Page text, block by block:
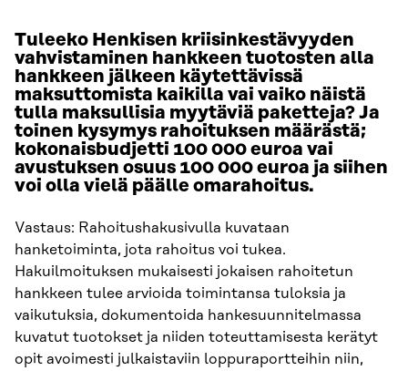
Tuleeko Henkisen kriisinkestävyyden
vahvistaminen hankkeen tuotosten alla
hankkeen jälkeen käytettävissä
maksuttomista kaikilla vai vaiko näistä
tulla maksullisia myytäviä paketteja? Ja
toinen kysymys rahoituksen määrästä;
kokonaisbudjetti 100 000 euroa vai
avustuksen osuus 100 000 euroa ja siihen
voi olla vielä päälle omarahoitus.
Vastaus: Rahoitushakusivulla kuvataan
hanketoiminta, jota rahoitus voi tukea.
Hakuilmoituksen mukaisesti jokaisen rahoitetun
hankkeen tulee arvioida toimintansa tuloksia ja
vaikutuksia, dokumentoida hankesuunnitelmassa
kuvatut tuotokset ja niiden toteuttamisesta kerätyt
opit avoimesti julkaistaviin loppuraportteihin niin,